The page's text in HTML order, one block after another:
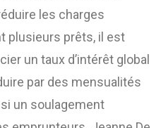
les charges
plusieurs prêts, il est
un taux d’intérêt global
par des mensualités
un soulagement